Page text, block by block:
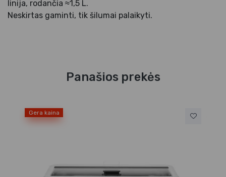
linija, rodančia ≈1,5 L.
Neskirtas gaminti, tik šilumai palaikyti.
Panašios prekės
Gera kaina